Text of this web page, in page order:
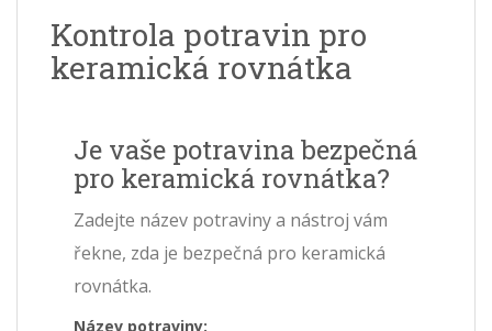
Kontrola potravin pro
keramická rovnátka
Je vaše potravina bezpečná
pro keramická rovnátka?
Zadejte název potraviny a nástroj vám
řekne, zda je bezpečná pro keramická
rovnátka.
Název potraviny: